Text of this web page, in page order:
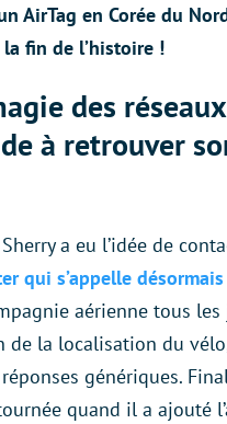
AirTag en Corée du
fin de l’histoire !
des réseaux
à retrouver
a eu l’idée de
qui s’appelle désormais
aérienne tous les
de la localisation du
génériques.
quand il a ajouté